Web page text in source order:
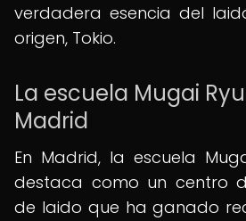
verdadera esencia del
origen, Tokio.
La escuela Mugai
Madrid
En Madrid, la escuela
destaca como un centro
de Iaido que ha ganado